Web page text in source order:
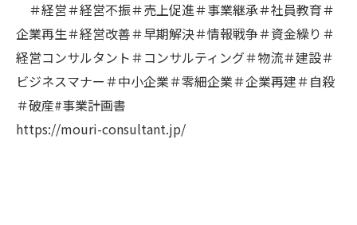
＃経営＃経営不振＃売上促進＃事業継承＃社員教育＃
企業再生＃経営改善＃早期解決＃情報戦争＃資金繰り＃
経営コンサルタント＃コンサルティング＃物流＃建設＃
ビジネスマナー＃中小企業＃零細企業＃企業再建＃自殺
＃破産#事業計画書
https://mouri-consultant.jp/